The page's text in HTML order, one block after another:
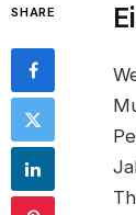
SHARE